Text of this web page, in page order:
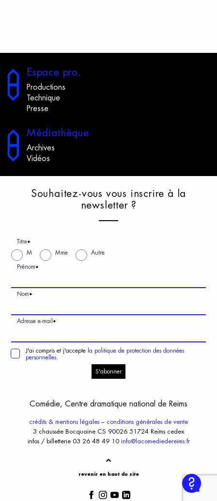
Espace pro.
Productions
Technique
Presse
Médiathèque
Archives
Vidéos
Souhaitez-vous vous i nscrire à
a
newsletter ?
Titre*
M Mme Autre
Prénom*
Nom*
Adresse e-mail *
J'ai compris et j'accepte la politique de protection des données
personnelles.
S'abonner
Comédie, Centre dramatique national de Reims
crédits & mentions légales – conditions générales de vente
3 chaussée Bocquaine CS 90026 51724 Reims cedex
infos / billetterie 03 26 48 49 10 info@lacomediedereims.fr
revenir en haut du site